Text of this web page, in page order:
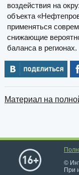
воздействия на
объекта
применяться
снижающие
баланса в регионах.
Материал на
©
При